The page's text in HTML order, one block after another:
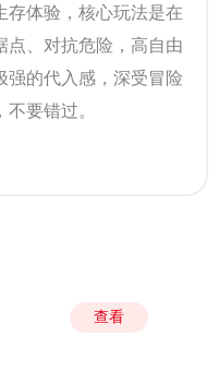
存体验，核心玩法是在
点、对抗危险，高自由
强的代入感，深受冒险
要错过。
查看